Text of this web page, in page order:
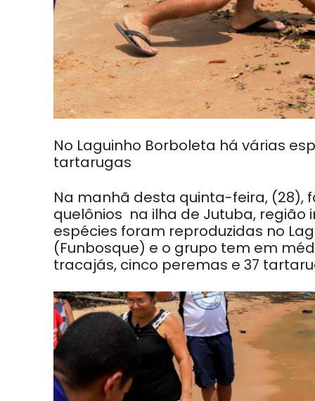
No Laguinho Borboleta há várias
tartarugas
Na manhã desta quinta-feira, (28),
quelônios na ilha de Jutuba, região
espécies foram reproduzidas no
(Funbosque) e o grupo tem em
tracajás, cinco peremas e 37